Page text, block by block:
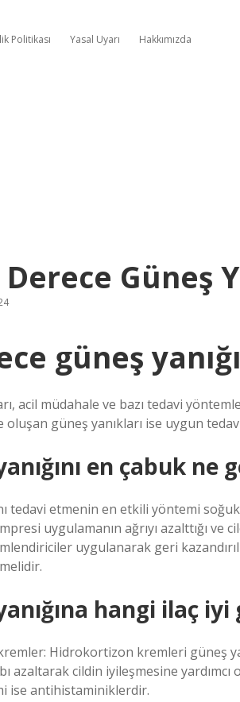
Politikası Yasal Uyarı Hakkımızda
Güneş
güneş
acil müdahale ve bazı tedavi
oluşan güneş yanıkları ise uygun
en çabuk ne
tedavi etmenin en etkili yöntemi
uygulamanın ağrıyı azalttığı ve
uygulanarak geri
hangi ilaç iyi
Hidrokortizon kremleri güneş
azaltarak cildin iyileşmesine yardımcı
ise antihistaminiklerdir.